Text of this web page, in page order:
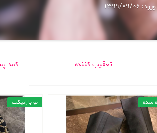
1399/09/06
تعقیب کننده کمد
شده نو با اِتیکت